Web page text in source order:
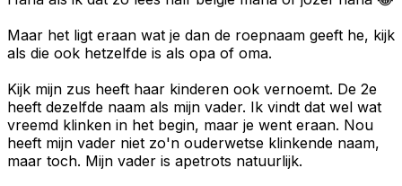
Maar het ligt eraan wat je dan de roepnaam geeft he, kijk
als die ook hetzelfde is als opa of oma.
Kijk mijn zus heeft haar kinderen ook vernoemt. De 2e
heeft dezelfde naam als mijn vader. Ik vindt dat wel wat
vreemd klinken in het begin, maar je went eraan. Nou
heeft mijn vader niet zo'n ouderwetse klinkende naam,
maar toch. Mijn vader is apetrots natuurlijk.